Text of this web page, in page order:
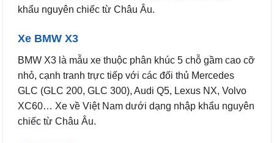
khẩu nguyên chiếc từ Châu Âu.
Xe BMW X3
BMW X3 là mẫu xe thuộc phân khúc 5 chỗ gầm cao cỡ
nhỏ, cạnh tranh trực tiếp với các đối thủ Mercedes
GLC (GLC 200, GLC 300), Audi Q5, Lexus NX, Volvo
XC60… Xe về Việt Nam dưới dạng nhập khẩu nguyên
chiếc từ Châu Âu.